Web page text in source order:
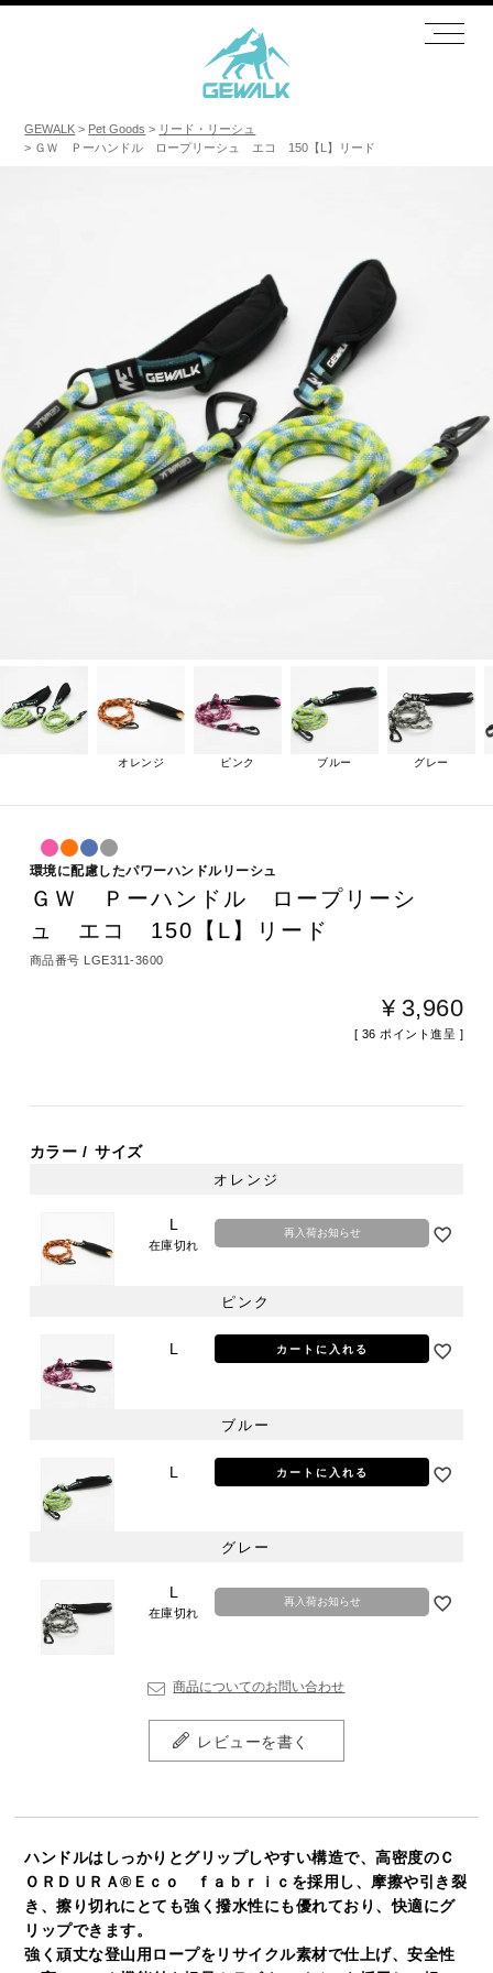
GEWALK Pet Goods
リード・リーシュ
ＧＷ Ｐーハンドル ロープリーシュ エコ 150【L】リード
オレンジ ピンク ブルー グレー
環境に配慮したパワーハンドルリーシュ
ＧＷ Ｐーハンドル ロープリーシ
ュ エコ 150【L】リード
商品番号 LGE311-3600
¥ 3,960
[ 36 ポイント進呈 ]
カラー サイズ
オレンジ
L
在庫切れ
再入荷お知らせ
ピンク
L カートに入れる
ブルー
L カートに入れる
グレー
L
在庫切れ
再入荷お知らせ
商品についてのお問い合わせ
レビューを書く
ハンドルはしっかりとグリップしやすい構造で、高密度のＣ
ＯＲＤＵＲＡ®Ｅｃｏ ｆａｂｒｉｃを採用し、摩擦や引き裂
き、擦り切れにとても強く撥水性にも優れており、快適にグ
リップできます。
強く頑丈な登山用ロープをリサイクル素材で仕上げ、安全性